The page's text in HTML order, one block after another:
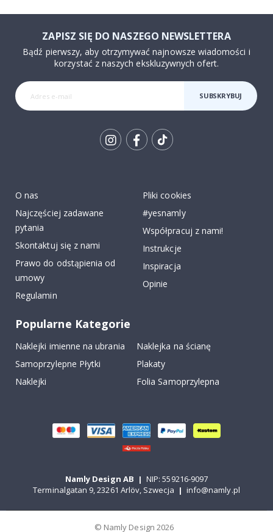
ZAPISZ SIĘ DO NASZEGO NEWSLETTERA
Bądź pierwszy, aby otrzymywać najnowsze wiadomości i
korzystać z naszych ekskluzywnych ofert.
SUBSKRYBUJ
O nas
Najczęściej zadawane
pytania
Skontaktuj się z nami
Prawo do odstąpienia od
umowy
Regulamin
Pliki cookies
#yesnamly
Współpracuj z nami!
Instrukcje
Inspiracja
Opinie
Popularne Kategorie
Naklejki imienne na ubrania
Naklejka na ścianę
Samoprzylepne Płytki
Plakaty
Naklejki
Folia Samoprzylepna
Namly Design AB | NIP: 559216-9097
Terminalgatan 9, 23261 Arlöv, Szwecja | info@namly.pl
© Namly Design 2026